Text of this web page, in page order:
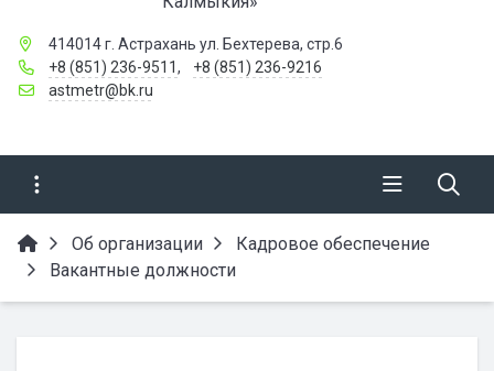
414014 г. Астрахань ул. Бехтерева, стр.6
+8 (851) 236-9511,
+8 (851) 236-9216
astmetr@bk.ru
Об организации
Кадровое обеспечение
Вакантные должности